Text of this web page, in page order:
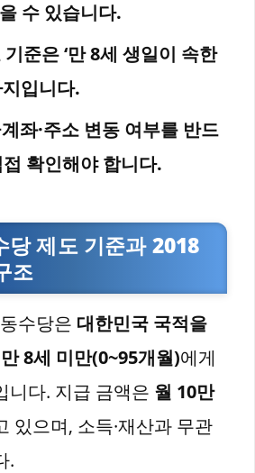
수 있습니다.
준은 ‘만 8세 생일이 속한
지입니다.
좌·주소 변동 여부를 반드
확인해야 합니다.
당 제도 기준과 2018
조
수당은 대한민국 국적을
8세 미만(0~95개월)에게
니다. 지급 금액은 월 10만
있으며, 소득·재산과 무관
.